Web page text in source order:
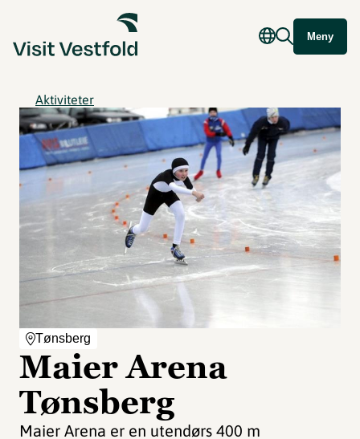
Meny
Aktiviteter
Tønsberg
Maier Arena
Tønsberg
Maier Arena er en utendørs 400 m